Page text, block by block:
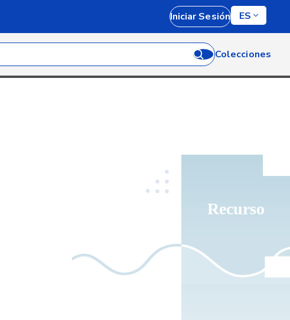
Iniciar Sesión ES
Colecciones
Recurso